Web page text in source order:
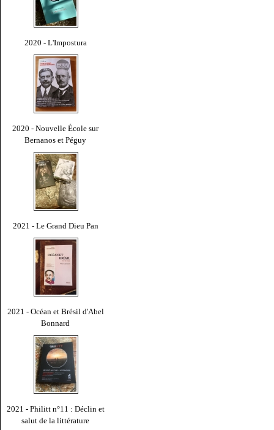
2020 - L'Impostura
2020 - Nouvelle École sur
Bernanos et Péguy
2021 - Le Grand Dieu Pan
2021 - Océan et Brésil d'Abel
Bonnard
2021 - Philitt n°11 : Déclin et
salut de la littérature